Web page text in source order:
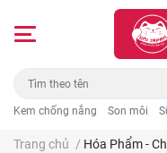
Kem chống nắng Son môi
Trang chủ / Hóa Phẩm -